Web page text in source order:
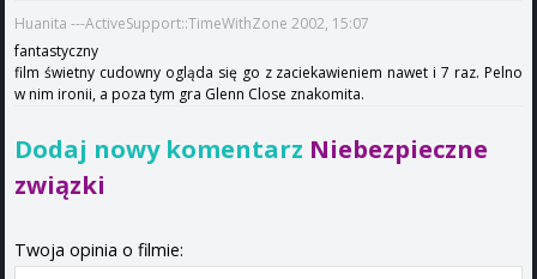
Huanita ---ActiveSupport::TimeWithZone 2002, 15:07
fantastyczny
film świetny cudowny ogląda się go z zaciekawieniem nawet i 7 raz. Pelno
w nim ironii, a poza tym gra Glenn Close znakomita.
Dodaj nowy komentarz Niebezpieczne
związki
Twoja opinia o filmie: